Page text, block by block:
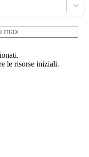
le risorse iniziali.